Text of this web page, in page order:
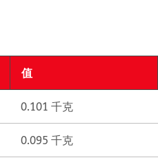
值
0.101 千克
0.095 千克